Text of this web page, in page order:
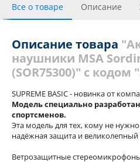
Все о товаре Описание
Похожие товары Теги
Описание товара
наушники MSA
(SOR75300)" с кодом
SUPREME BASIC - новинка от
Модель специально
спортсменов.
Эта модель для тех, кому не
надёжная защита и великолепный
Ветрозащитные